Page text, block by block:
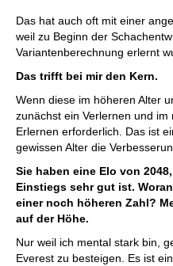
Das hat auch oft mit einer
weil zu Beginn der
Variantenberechnung erlernt
Das trifft bei mir den Kern.
Wenn diese im höheren Alter
zunächst ein Verlernen und
Erlernen erforderlich. Das ist
gewissen Alter die
Sie haben eine Elo von
Einstiegs sehr gut ist.
einer noch höheren Zahl?
auf der Höhe.
Nur weil ich mental stark bin,
Everest zu besteigen. Es ist